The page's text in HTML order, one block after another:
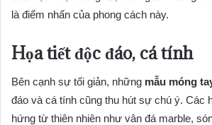
là điểm nhấn của phong cách này.
Họa tiết độc đáo, cá tính
Bên cạnh sự tối giản, những mẫu móng
đáo và cá tính cũng thu hút sự chú ý. Các
hứng từ thiên nhiên như vân đá marble,